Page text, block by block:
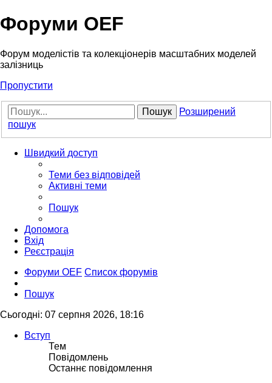
Форуми OEF
Форум моделістів та колекціонерів масштабних моделей
залізниць
Пропустити
Пошук
Розширений
пошук
Швидкий доступ
Теми без відповідей
Активні теми
Пошук
Допомога
Вхід
Реєстрація
Форуми OEF Список форумів
Пошук
Сьогодні: 07 серпня 2026, 18:16
Вступ
Тем
Повідомлень
Останнє повідомлення